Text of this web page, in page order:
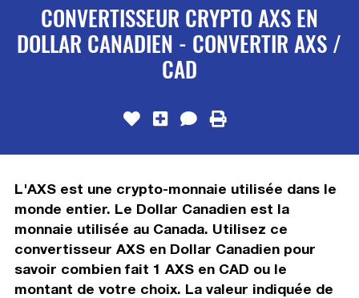
CONVERTISSEUR CRYPTO AXS EN
DOLLAR CANADIEN - CONVERTIR AXS /
CAD
L'AXS est une crypto-monnaie utilisée dans le
monde entier. Le Dollar Canadien est la
monnaie utilisée au Canada. Utilisez ce
convertisseur AXS en Dollar Canadien pour
savoir combien fait 1 AXS en CAD ou le
montant de votre choix. La valeur indiquée de